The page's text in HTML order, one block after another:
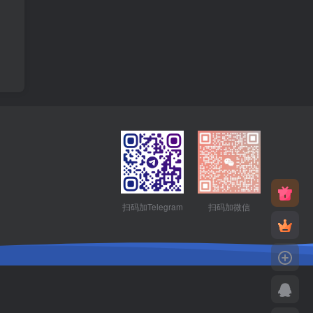
扫码加Telegram 扫码加微信